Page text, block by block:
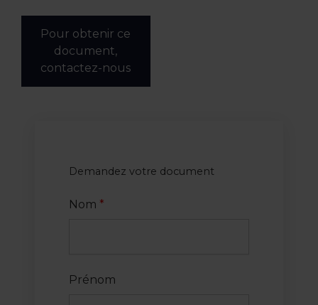
Pour obtenir ce
document,
contactez-nous
Demandez votre document
Nom *
Prénom